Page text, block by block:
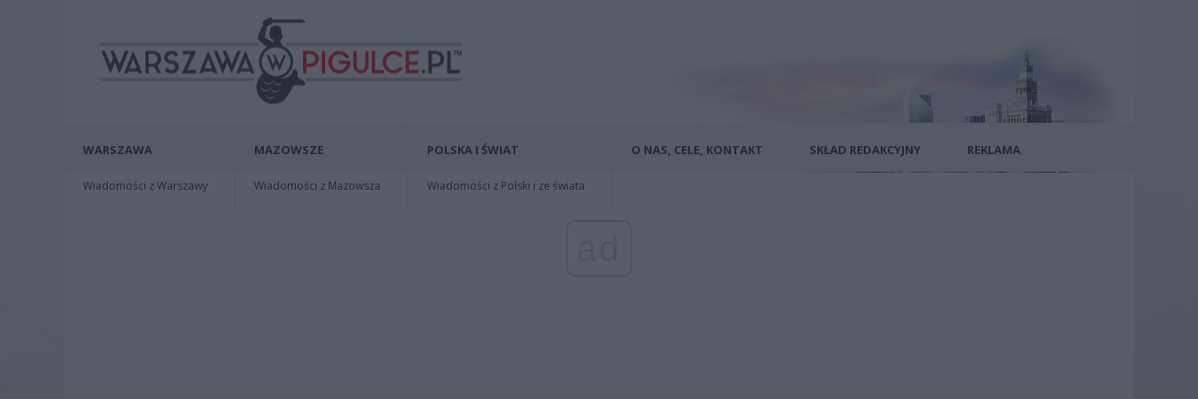
WARSZAWA
Wiadomości z Warszawy
MAZOWSZE
Wiadomości z Mazowsza
POLSKA I ŚWIAT
Wiadomości z Polski i ze świata
O NAS, CELE, KONTAKT SKŁAD REDAKCYJNY REKLAMA